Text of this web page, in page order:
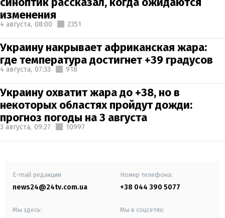
изменения
4 августа, 08:00 2351
Украину накрывает африканская жара:
где температура достигнет +39 градусов
4 августа, 07:33 918
Украину охватит жара до +38, но в
некоторых областях пройдут дожди:
прогноз погоды на 3 августа
3 августа, 09:27 10997
E-mail редакции
news24@24tv.com.ua
Номер телефона:
+38 044 390 5077
Мы здесь: Мы в соцсетях: